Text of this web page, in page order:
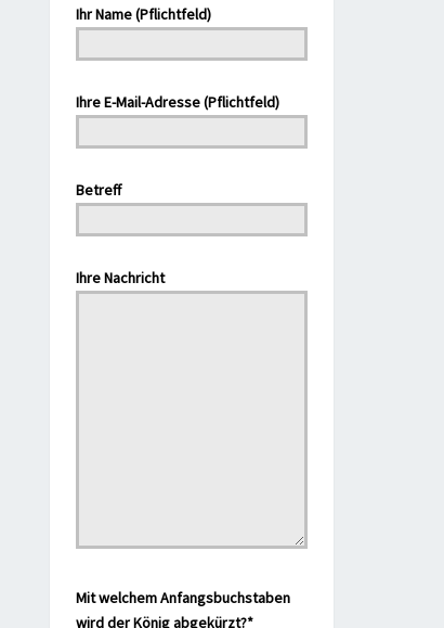
Bitte lasse dieses Feld leer.
Ihr Name (Pflichtfeld)
Ihre E-Mail-Adresse (Pflichtfeld)
Bitte lasse dieses Feld leer.
Betreff
Bitte lasse dieses Feld leer.
Ihre Nachricht
Mit welchem Anfangsbuchstaben
wird der König abgekürzt?*